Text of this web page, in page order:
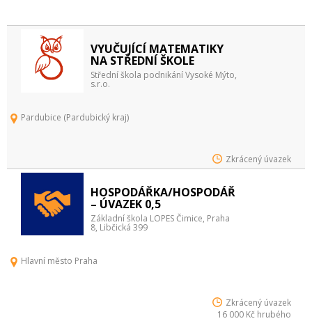
VYUČUJÍCÍ MATEMATIKY
NA STŘEDNÍ ŠKOLE
Střední škola podnikání Vysoké Mýto,
s.r.o.
Pardubice (Pardubický kraj)
Zkrácený úvazek
HOSPODÁŘKA/HOSPODÁŘ
– ÚVAZEK 0,5
Základní škola LOPES Čimice, Praha
8, Libčická 399
Hlavní město Praha
Zkrácený úvazek
16 000 Kč hrubého